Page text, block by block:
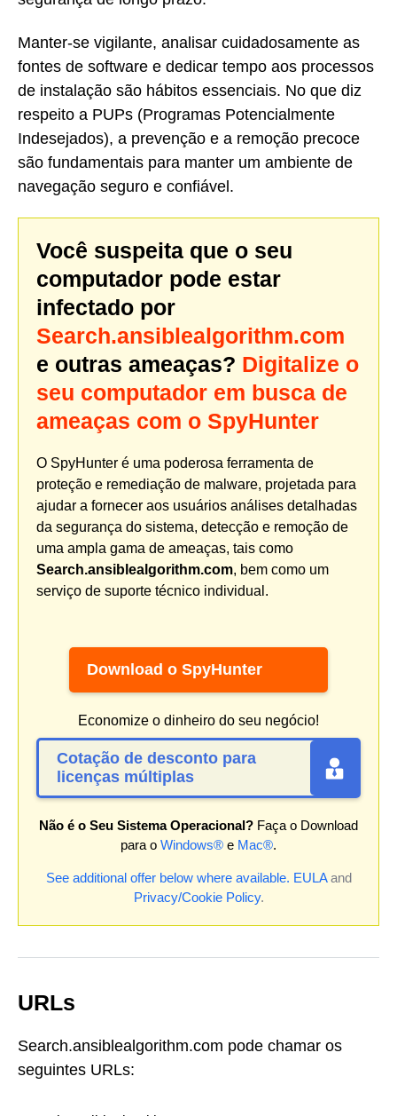
Manter-se vigilante, analisar cuidadosamente as
fontes de software e dedicar tempo aos processos
de instalação são hábitos essenciais. No que diz
respeito a PUPs (Programas Potencialmente
Indesejados), a prevenção e a remoção precoce
são fundamentais para manter um ambiente de
navegação seguro e confiável.
Você suspeita que o seu
computador pode estar
infectado por
Search.ansiblealgorithm.com
e outras ameaças? Digitalize o
seu computador em busca de
ameaças com o SpyHunter
O SpyHunter é uma poderosa ferramenta de
proteção e remediação de malware, projetada para
ajudar a fornecer aos usuários análises detalhadas
da segurança do sistema, detecção e remoção de
uma ampla gama de ameaças, tais como
Search.ansiblealgorithm.com, bem como um
serviço de suporte técnico individual.
Download o SpyHunter
Economize o dinheiro do seu negócio!
Cotação de desconto para
licenças múltiplas
Não é o Seu Sistema Operacional? Faça o Download
para o Windows® e Mac®.
See additional offer below where available. EULAand
Privacy/Cookie Policy.
URLs
Search.ansiblealgorithm.com pode chamar os
seguintes URLs: